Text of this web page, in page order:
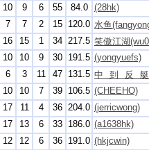
10 9 6 55 84.0 (28hk)
7 7 2 15 120.0 水鱼
16 15 1 34 217.5 笑傲江湖
10 10 9 30 191.5 (yongyuefs)
6 3 11 47 131.5 中 到 反 艇
10 10 7 39 106.5 (CHEEHO)
17 11 4 36 204.0 (jerricwong)
17 13 6 33 186.0 (a1638hk)
12 12 6 36 191.0 (hkjcwin)